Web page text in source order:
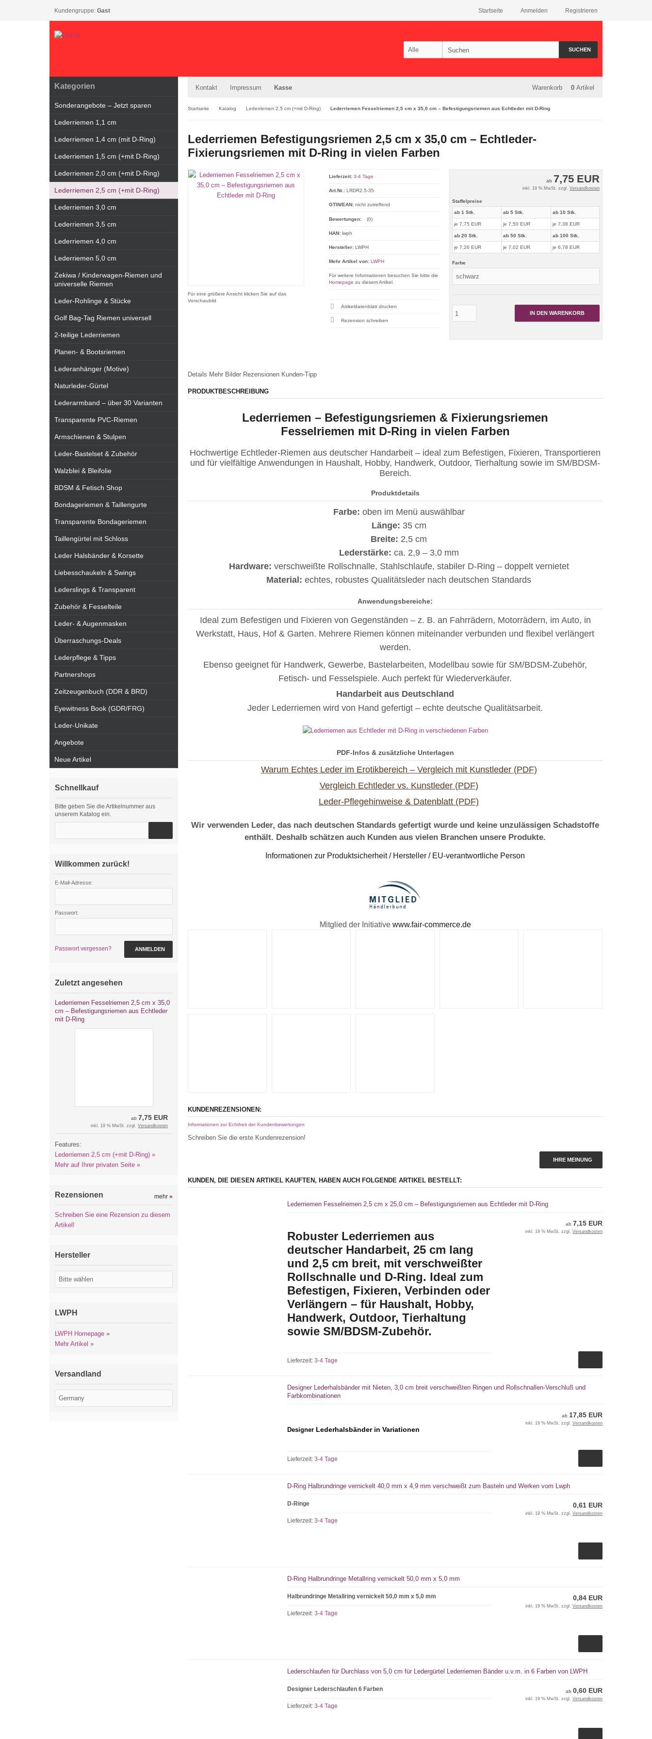
Kundengruppe: Gast Registrieren
Anmelden
Startseite
SUCHEN
Kontakt Impressum Kasse Warenkorb 0 Artikel
Startseite Katalog Lederriemen 2,5 cm (+mit D-Ring) Lederriemen Fesselriemen 2,5 cm x 35,0 cm – Befestigungsriemen aus Echtleder mit D-Ring
Lederriemen Befestigungsriemen 2,5 cm x 35,0 cm – Echtleder-
Fixierungsriemen mit D-Ring in vielen Farben
Für eine größere Ansicht klicken Sie auf das
Vorschaubild
ab 7,75 EUR
inkl. 19 % MwSt. zzgl. Versandkosten
Staffelpreise
ab 1 Stk.
je 7,75 EUR
ab 5 Stk.
je 7,50 EUR
ab 10 Stk.
je 7,38 EUR
ab 20 Stk.
je 7,26 EUR
ab 50 Stk.
je 7,02 EUR
ab 100 Stk.
je 6,78 EUR
Farbe
IN DEN WARENKORB
Lieferzeit: 3-4 Tage
Art.Nr.: LRDR2.5-35
GTIN/EAN: nicht zutreffend
Bewertungen: (0)
HAN:lwph
Hersteller: LWPH
Mehr Artikel von: LWPH
Für weitere Informationen besuchen Sie bitte die
Homepage zu diesem Artikel.
Artikeldatenblatt drucken
Rezension schreiben
Details Mehr Bilder Rezensionen Kunden-Tipp
PRODUKTBESCHREIBUNG
Lederriemen – Befestigungsriemen & Fixierungsriemen
Fesselriemen mit D-Ring in vielen Farben
Hochwertige Echtleder-Riemen aus deutscher Handarbeit – ideal zum Befestigen, Fixieren, Transportieren
und für vielfältige Anwendungen in Haushalt, Hobby, Handwerk, Outdoor, Tierhaltung sowie im SM/BDSM-
Bereich.
Produktdetails
Farbe: oben im Menü auswählbar
Länge: 35 cm
Breite: 2,5 cm
Lederstärke: ca. 2,9 – 3,0 mm
Hardware: verschweißte Rollschnalle, Stahlschlaufe, stabiler D-Ring – doppelt vernietet
Material: echtes, robustes Qualitätsleder nach deutschen Standards
Anwendungsbereiche:
Ideal zum Befestigen und Fixieren von Gegenständen – z. B. an Fahrrädern, Motorrädern, im Auto, in
Werkstatt, Haus, Hof & Garten. Mehrere Riemen können miteinander verbunden und flexibel verlängert
werden.
Ebenso geeignet für Handwerk, Gewerbe, Bastelarbeiten, Modellbau sowie für SM/BDSM-Zubehör,
Fetisch- und Fesselspiele. Auch perfekt für Wiederverkäufer.
Handarbeit aus Deutschland
Jeder Lederriemen wird von Hand gefertigt – echte deutsche Qualitätsarbeit.
PDF-Infos & zusätzliche Unterlagen
Warum Echtes Leder im Erotikbereich – Vergleich mit Kunstleder (PDF)
Vergleich Echtleder vs. Kunstleder (PDF)
Leder-Pflegehinweise & Datenblatt (PDF)
Wir verwenden Leder, das nach deutschen Standards gefertigt wurde und keine unzulässigen Schadstoffe
enthält. Deshalb schätzen auch Kunden aus vielen Branchen unsere Produkte.
Informationen zur Produktsicherheit / Hersteller / EU-verantwortliche Person
Mitglied der Initiative www.fair-commerce.de
KUNDENREZENSIONEN:
Informationen zur Echtheit der Kundenbewertungen
Schreiben Sie die erste Kundenrezension!
IHRE MEINUNG
KUNDEN, DIE DIESEN ARTIKEL KAUFTEN, HABEN AUCH FOLGENDE ARTIKEL BESTELLT:
Lederriemen Fesselriemen 2,5 cm x 25,0 cm – Befestigungsriemen aus Echtleder mit D-Ring
Robuster Lederriemen aus
deutscher Handarbeit, 25 cm lang
und 2,5 cm breit, mit verschweißter
Rollschnalle und D-Ring. Ideal zum
Befestigen, Fixieren, Verbinden oder
Verlängern – für Haushalt, Hobby,
Handwerk, Outdoor, Tierhaltung
sowie SM/BDSM-Zubehör.
Lieferzeit:3-4 Tage
ab 7,15 EUR
inkl. 19 % MwSt. zzgl. Versandkosten
Designer Lederhalsbänder mit Nieten, 3,0 cm breit verschweißten Ringen und Rollschnallen-Verschluß und
Farbkombinationen
Designer Lederhalsbänder in Variationen
Lieferzeit:3-4 Tage
ab 17,85 EUR
inkl. 19 % MwSt. zzgl. Versandkosten
D-Ring Halbrundringe vernickelt 40,0 mm x 4,9 mm verschweißt zum Basteln und Werken vom Lwph
D-Ringe
Lieferzeit:3-4 Tage
0,61 EUR
inkl. 19 % MwSt. zzgl. Versandkosten
D-Ring Halbrundringe Metallring vernickelt 50,0 mm x 5,0 mm
Halbrundringe Metallring vernickelt 50,0 mm x 5,0 mm
Lieferzeit:3-4 Tage
0,84 EUR
inkl. 19 % MwSt. zzgl. Versandkosten
Lederschlaufen für Durchlass von 5,0 cm für Ledergürtel Lederriemen Bänder u.v.m. in 6 Farben von LWPH
Designer Lederschlaufen 6 Farben
Lieferzeit:3-4 Tage
ab 0,60 EUR
inkl. 19 % MwSt. zzgl. Versandkosten
Kategorien
Sonderangebote – Jetzt sparen
Lederriemen 1,1 cm
Lederriemen 1,4 cm (mit D-Ring)
Lederriemen 1,5 cm (+mit D-Ring)
Lederriemen 2,0 cm (+mit D-Ring)
Lederriemen 2,5 cm (+mit D-Ring)
Lederriemen 3,0 cm
Lederriemen 3,5 cm
Lederriemen 4,0 cm
Lederriemen 5,0 cm
Zekiwa / Kinderwagen-Riemen und
universelle Riemen
Leder-Rohlinge & Stücke
Golf Bag-Tag Riemen universell
2-teilige Lederriemen
Planen- & Bootsriemen
Lederanhänger (Motive)
Naturleder-Gürtel
Lederarmband – über 30 Varianten
Transparente PVC-Riemen
Armschienen & Stulpen
Leder-Bastelset & Zubehör
Walzblei & Bleifolie
BDSM & Fetisch Shop
Bondageriemen & Taillengurte
Transparente Bondageriemen
Taillengürtel mit Schloss
Leder Halsbänder & Korsette
Liebesschaukeln & Swings
Lederslings & Transparent
Zubehör & Fesselteile
Leder- & Augenmasken
Überraschungs-Deals
Lederpflege & Tipps
Partnershops
Zeitzeugenbuch (DDR & BRD)
Eyewitness Book (GDR/FRG)
Leder-Unikate
Angebote
Neue Artikel
Schnellkauf
Bitte geben Sie die Artikelnummer aus
unserem Katalog ein.
Willkommen zurück!
E-Mail-Adresse:
Passwort:
Passwort vergessen? ANMELDEN
Zuletzt angesehen
Lederriemen Fesselriemen 2,5 cm x 35,0
cm – Befestigungsriemen aus Echtleder
mit D-Ring
ab 7,75 EUR
inkl. 19 % MwSt. zzgl. Versandkosten
Features:
Lederriemen 2,5 cm (+mit D-Ring) »
Mehr auf Ihrer privaten Seite »
Rezensionen mehr »
Schreiben Sie eine Rezension zu diesem
Artikel!
Hersteller
LWPH
LWPH Homepage »
Mehr Artikel »
Versandland